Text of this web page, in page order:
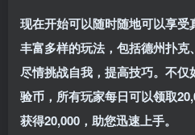
现在开始可以随时随地可以享
丰富多样的玩法，包括德州扑
尽情挑战自我，提高技巧。不仅
验币，所有玩家每日可以领取
获得20,000，助您迅速上手。